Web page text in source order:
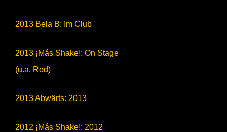
2013 Bela B: Im Club
2013 ¡Más Shake!: On Stage
(u.a. Rod)
2013 Abwärts: 2013
2012 ¡Más Shake!: 2012